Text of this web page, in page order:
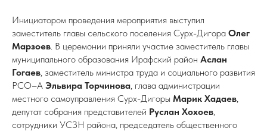
Инициатором проведения мероприятия выступил
заместитель главы сельского поселения Сурх-Дигора Олег
Марзоев. В церемонии приняли участие заместитель главы
муниципального образования Ирафский район Аслан
Гогаев, заместитель министра труда и социального развития
РСО–А Эльвира Торчинова, глава администрации
местного самоуправления Сурх-Дигоры Марик Хадаев,
депутат собрания представителей Руслан Хохоев,
сотрудники УСЗН района, председатель общественного